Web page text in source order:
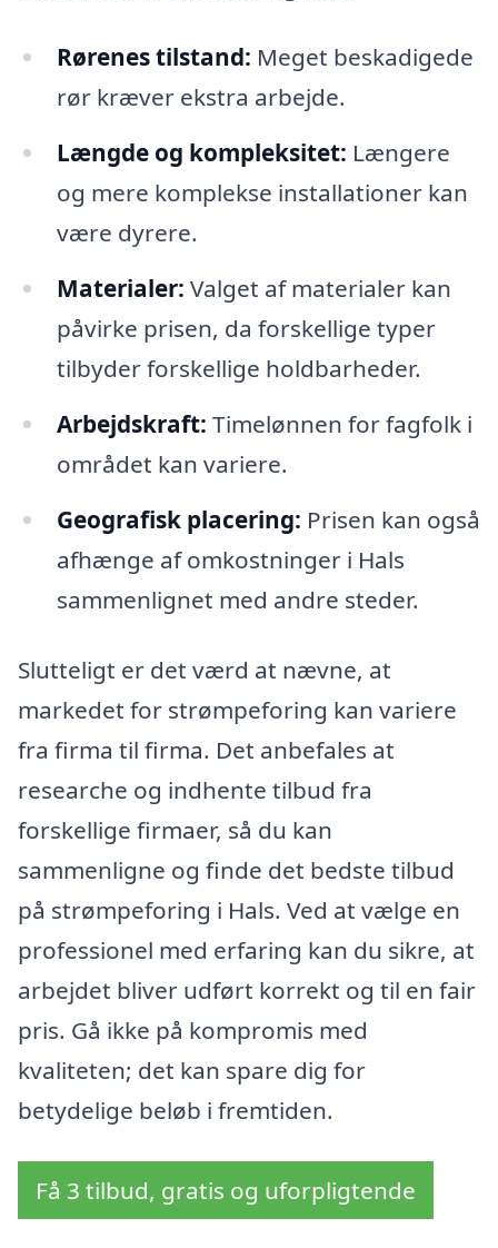
Rørenes tilstand: Meget beskadigede
rør kræver ekstra arbejde.
Længde og kompleksitet: Længere
og mere komplekse installationer kan
være dyrere.
Materialer: Valget af materialer kan
påvirke prisen, da forskellige typer
tilbyder forskellige holdbarheder.
Arbejdskraft: Timelønnen for fagfolk i
området kan variere.
Geografisk placering: Prisen kan også
afhænge af omkostninger i Hals
sammenlignet med andre steder.
Slutteligt er det værd at nævne, at
markedet for strømpeforing kan variere
fra firma til firma. Det anbefales at
researche og indhente tilbud fra
forskellige firmaer, så du kan
sammenligne og finde det bedste tilbud
på strømpeforing i Hals. Ved at vælge en
professionel med erfaring kan du sikre, at
arbejdet bliver udført korrekt og til en fair
pris. Gå ikke på kompromis med
kvaliteten; det kan spare dig for
betydelige beløb i fremtiden.
Få 3 tilbud, gratis og uforpligtende